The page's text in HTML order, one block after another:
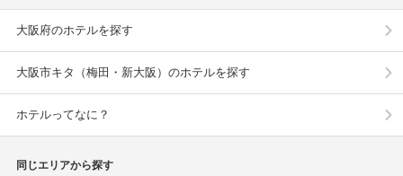
大阪府のホテルを探す
大阪市キタ（梅田・新大阪）のホテルを探す
ホテルってなに？
同じエリアから探す